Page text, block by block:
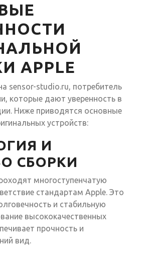
APPLE
sensor-studio.ru, потребитель
которые дают уверенность в
Ниже приводятся основные
устройств:
И
СБОРКИ
многоступенчатую
стандартам Apple. Это
и стабильную
высококачественных
прочность и
вид.